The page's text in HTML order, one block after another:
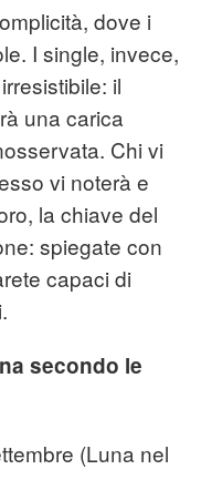
dove i
I single, invece,
il
una carica
Chi vi
vi noterà e
la chiave del
spiegate con
capaci di
secondo le
(Luna nel